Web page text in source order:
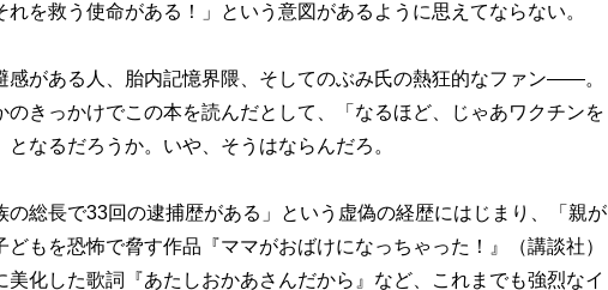
を救う使命がある！」という意図があるように思えてならない。
感がある人、胎内記憶界隈、そしてのぶみ氏の熱狂的なファン――。
のきっかけでこの本を読んだとして、「なるほど、じゃあワクチンを
なるだろうか。いや、そうはならんだろ。
の総長で33回の逮捕歴がある」という虚偽の経歴にはじまり、「親が
もを恐怖で脅す作品『ママがおばけになっちゃった！』（講談社）
化した歌詞『あたしおかあさんだから』など、これまでも強烈なイ